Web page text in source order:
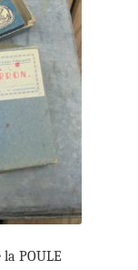
POULE